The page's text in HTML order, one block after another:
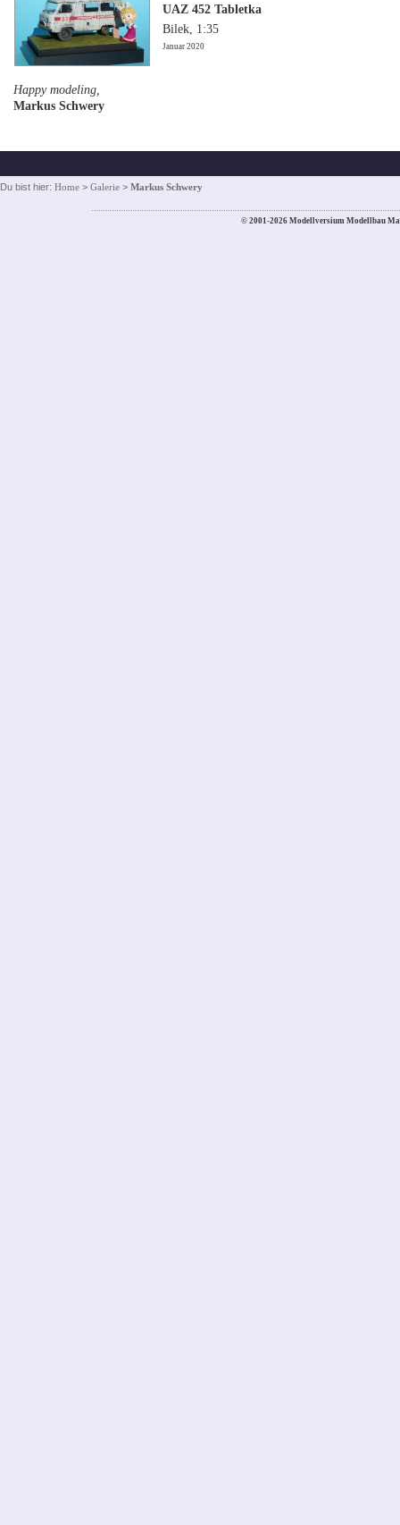
UAZ 452 Tabletka
Bilek, 1:35
Januar 2020
Happy modeling,
Markus Schwery
Du bist hier: Home > Galerie > Markus Schwery
© 2001-2026 Modellversium Modellbau